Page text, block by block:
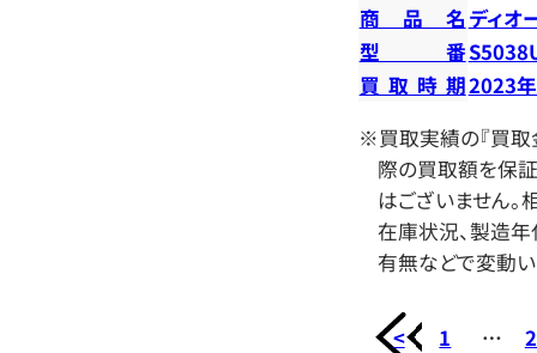
商品名 ディ
型番
買取時期2023
※買取実績の『買取
際の買取額を保
はございません。
在庫状況、製造年
有無などで変動い
< 1 …